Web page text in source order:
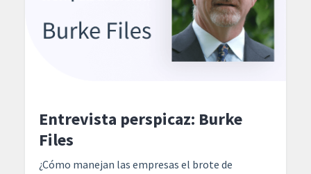
Entrevista perspicaz: Burke
Files
¿Cómo manejan las empresas el brote de